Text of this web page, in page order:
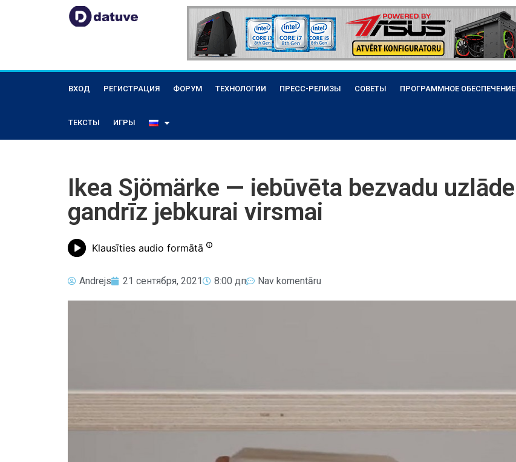
ВХОД РЕГИСТРАЦИЯ ФОРУМ ТЕХНОЛОГИИ ПРЕСС-РЕЛИЗЫ СОВЕТЫ ПРОГРАММНОЕ ОБЕСПЕЧЕНИЕ
ТЕКСТЫ ИГРЫ
Ikea Sjömärke — iebūvēta bezvadu uzlāde
gandrīz jebkurai virsmai
Klausīties audio formātā
Andrejs 21 сентября, 2021 8:00 дп Nav komentāru